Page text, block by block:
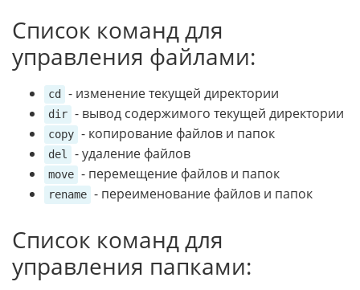
Список команд для
управления файлами:
cd - изменение текущей директории
dir - вывод содержимого текущей директории
copy - копирование файлов и папок
del - удаление файлов
move - перемещение файлов и папок
rename - переименование файлов и папок
Список команд для
управления папками: